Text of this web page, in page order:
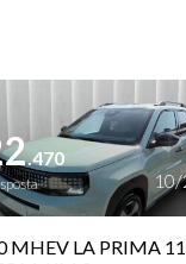
.470
MHEV LA PRIMA